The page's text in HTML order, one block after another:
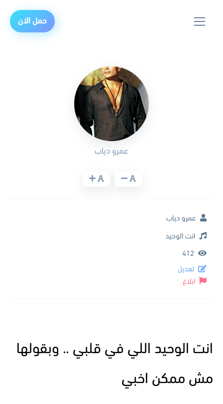
حمل الان
انت الوحيد اللي في قلبي .. وبقولها
مش ممكن اخبي
عمرو دياب
عمرو دياب
انت الوحيد
412
تعديل
ابلاغ